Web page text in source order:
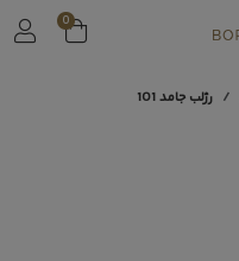
0
رژلب جامد 101